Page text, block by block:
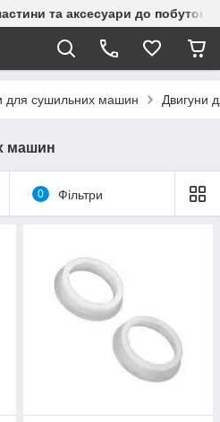
та аксесуари до побутової
для сушильних машин Двигуни
машин
0 Фільтри